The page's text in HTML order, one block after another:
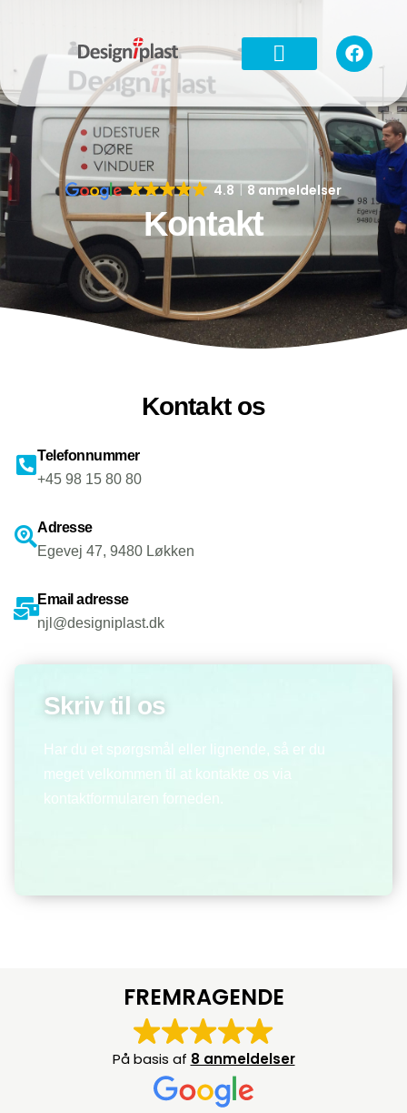
4.8 8 anmeldelser
Kontakt
Kontakt os
Telefonnummer
+45 98 15 80 80
Adresse
Egevej 47, 9480 Løkken
Email adresse
njl@designiplast.dk
Skriv til os
Har du et spørgsmål eller lignende, så er du
meget velkommen til at kontakte os via
kontaktformularen forneden.
FREMRAGENDE
På basis af 8 anmeldelser